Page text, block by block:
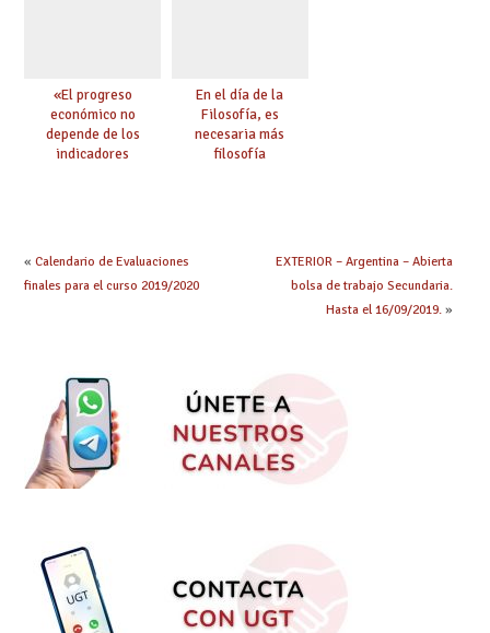
«El progreso
económico no
depende de los
indicadores
En el día de la
Filosofía, es
necesaria más
filosofía
« Calendario de Evaluaciones
finales para el curso 2019/2020
EXTERIOR – Argentina – Abierta
bolsa de trabajo Secundaria.
Hasta el 16/09/2019.»